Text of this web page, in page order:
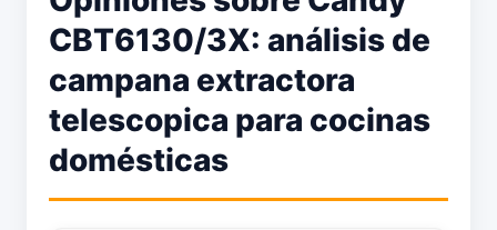
CBT6130/3X: análisis de
campana extractora
telescopica para cocinas
domésticas